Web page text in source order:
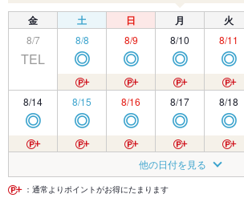
金 土 日 月 火
8/7
TEL
8/8
◎
8/9
◎
8/10
◎
8/11
◎
8/14
◎
8/15
◎
8/16
◎
8/17
◎
8/18
◎
◎ ◎
8/23
◎
8/24
◎
8/25
◎
他の日付を見る
：通常よりポイントがお得にたまります